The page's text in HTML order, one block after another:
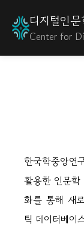
디지털인
Center for
한국학중앙연
활용한 인문학
화를 통해 새
틱 데이터베이